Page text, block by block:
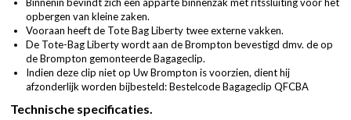
opbergen van kleine zaken.
Vooraan heeft de Tote Bag Liberty twee externe vakken.
De Tote-Bag Liberty wordt aan de Brompton bevestigd dmv. de op
de Brompton gemonteerde Bagageclip.
Indien deze clip niet op Uw Brompton is voorzien, dient hij
afzonderlijk worden bijbesteld: Bestelcode Bagageclip QFCBA
Technische specificaties.